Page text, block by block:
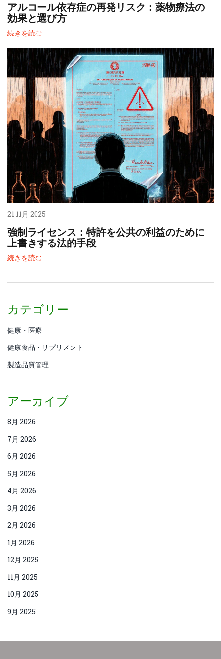
アルコール依存症の再発リスク：薬物療法の
効果と選び方
続きを読む
21 11月 2025
強制ライセンス：特許を公共の利益のために
上書きする法的手段
続きを読む
カテゴリー
健康・医療
健康食品・サプリメント
製造品質管理
アーカイブ
8月 2026
7月 2026
6月 2026
5月 2026
4月 2026
3月 2026
2月 2026
1月 2026
12月 2025
11月 2025
10月 2025
9月 2025